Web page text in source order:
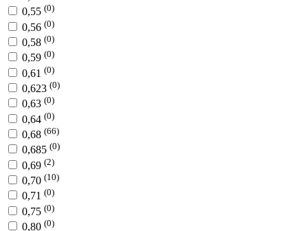
0,55 (0)
0,56 (0)
0,58 (0)
0,59 (0)
0,61 (0)
0,623 (0)
0,63 (0)
0,64 (0)
0,68 (66)
0,685 (0)
0,69 (2)
0,70 (10)
0,71 (0)
0,75 (0)
0,80 (0)